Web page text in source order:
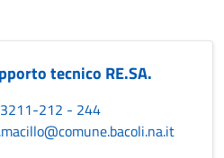
tecnico RE.SA.
212 - 244